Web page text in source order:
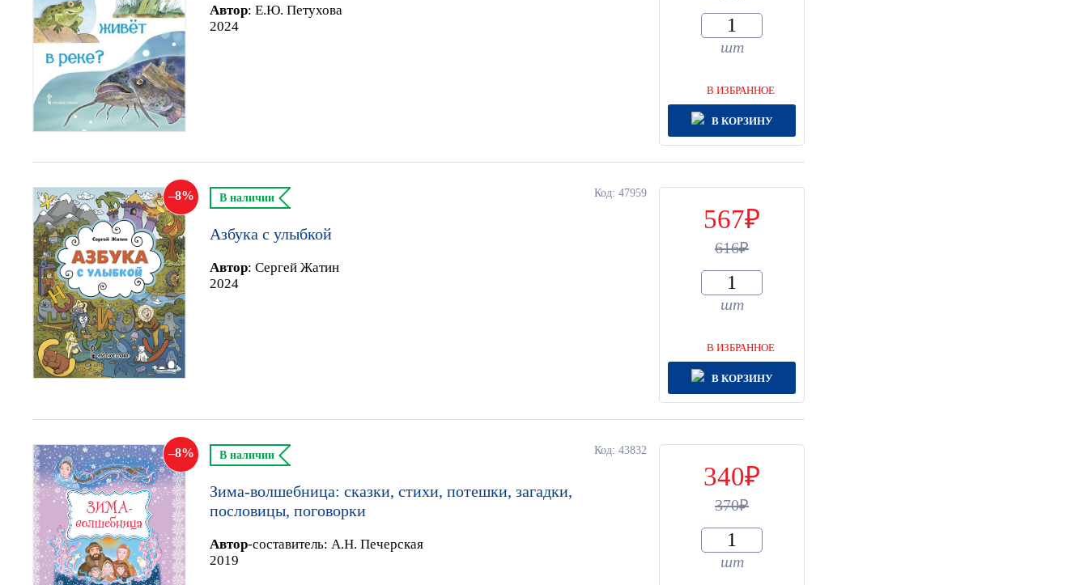
Автор: Е.Ю. Петухова
2024
шт
В ИЗБРАННОЕ
В КОРЗИНУ
8 Код: 47959
В наличии
Азбука с улыбкой
Автор: Сергей Жатин
2024
567
616
шт
В ИЗБРАННОЕ
В КОРЗИНУ
8 Код: 43832
В наличии
Зима-волшебница: cказки, стихи, потешки, загадки,
пословицы, поговорки
Автор-составитель: А.Н. Печерская
2019
340
370
шт